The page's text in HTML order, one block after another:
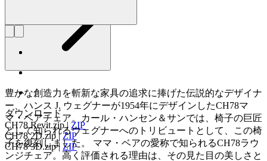
ダウンロード
CH78 Revit.zip| ZIP
CH78 2D.zip |ZIP
CH78 3D.zip| ZIP
豊かな創造力を斬新な家具の追求に捧げた伝説的なデザイナ
ー、ハンス J. ウェグナーが1954年にデザインしたCH78マ
マ・ベアチェア。カール・ハンセン＆サンでは、椅子の巨匠
として知られるウェグナーへのトリビュートとして、この椅
子を復刻しました。 ママ・ベアの愛称で知られるCH78ラウ
ンジチェア。高く評価される理由は、その見た目の美しさと